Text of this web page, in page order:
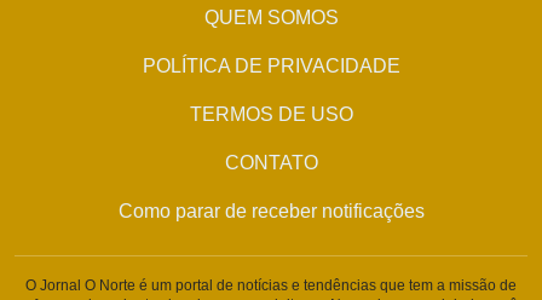
QUEM SOMOS
POLÍTICA DE PRIVACIDADE
TERMOS DE USO
CONTATO
Como parar de receber notificações
O Jornal O Norte é um portal de notícias e tendências que tem a missão de